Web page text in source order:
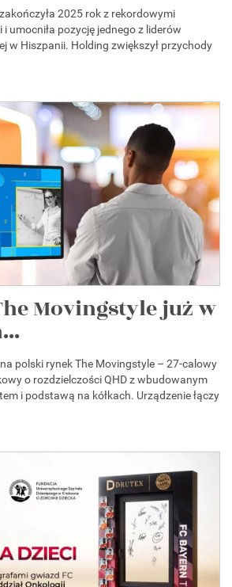
2025 rok z rekordowymi
umocniła pozycję jednego z liderów
w Hiszpanii. Holding zwiększył przychody
Movingstyle już w
polski rynek The Movingstyle – 27-calowy
o rozdzielczości QHD z wbudowanym
i podstawą na kółkach. Urządzenie łączy